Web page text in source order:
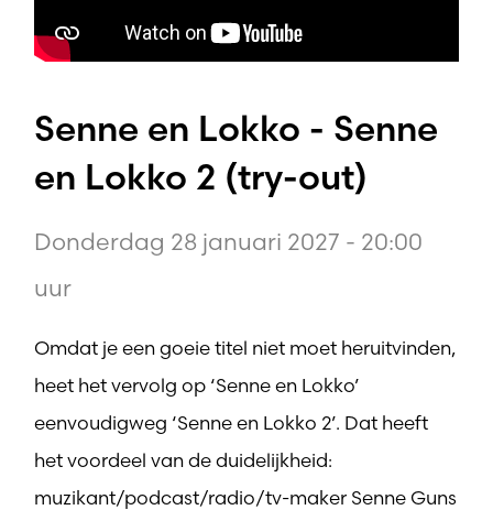
Senne en Lokko - Senne
en Lokko 2 (try-out)
Donderdag 28 januari 2027 - 20:00
uur
Omdat je een goeie titel niet moet heruitvinden,
heet het vervolg op ‘Senne en Lokko’
eenvoudigweg ‘Senne en Lokko 2’. Dat heeft
het voordeel van de duidelijkheid:
muzikant/podcast/radio/tv-maker Senne Guns